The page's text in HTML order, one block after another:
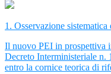
1. Osservazione
Il nuovo PEI in prospettiva
Decreto Interministeriale n.
entro la cornice teorica di